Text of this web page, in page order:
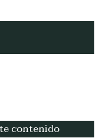
contenido